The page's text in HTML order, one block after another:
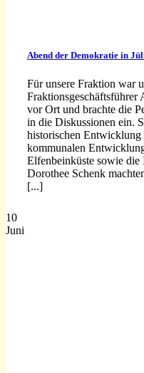
Abend der Demokratie in
Für unsere Fraktion war
Fraktionsgeschäftsführer
vor Ort und brachte die
in die Diskussionen ein.
historischen
kommunalen
Elfenbeinküste sowie die
Dorothee Schenk
[...]
10
Juni